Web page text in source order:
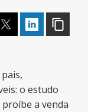
o estudo
a venda